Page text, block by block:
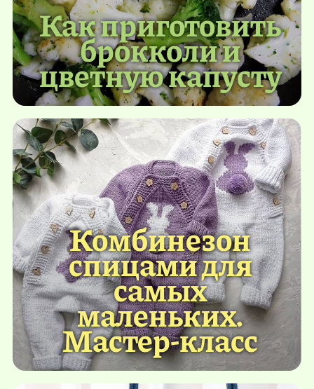
Как приготовить
брокколи и
цветную капусту
Комбинезон
спицами для
самых
маленьких.
Мастер-класс